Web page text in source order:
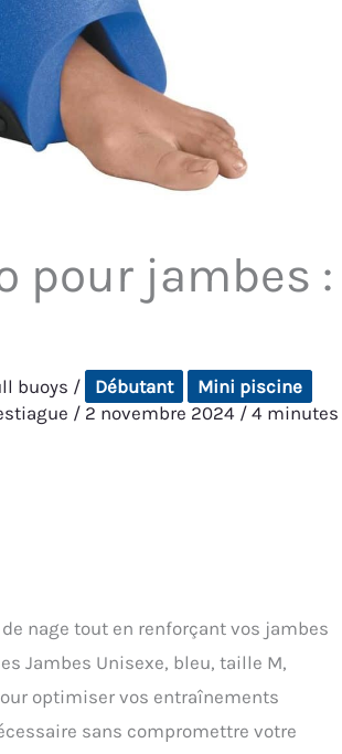
pour jambes :
buoys / Débutant
Mini piscine
/ 2 novembre 2024 /4 minutes
nage tout en renforçant vos jambes
Jambes Unisexe, bleu, taille M,
optimiser vos entraînements
sans compromettre votre